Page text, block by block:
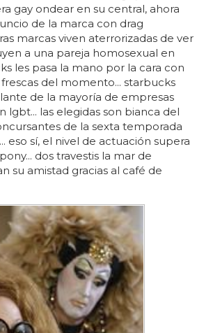
gay ondear en su central, ahora
de la marca con drag
marcas viven aterrorizadas de ver
a una pareja homosexual en
les pasa la mano por la cara con
del momento... starbucks
de la mayoría de empresas
lgbt... las elegidas son bianca del
de la sexta temporada
eso sí, el nivel de actuación supera
dos travestis la mar de
su amistad gracias al café de